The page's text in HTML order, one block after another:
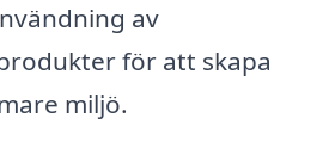
av
för att skapa
miljö.